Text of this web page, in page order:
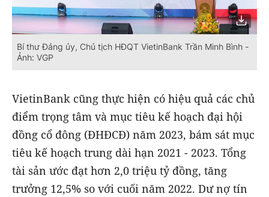
Bí thư Đảng ủy, Chủ tịch HĐQT VietinBank Trần Minh Bình -
Ảnh: VGP
VietinBank cũng thực hiện có hiệu quả các chủ
điểm trọng tâm và mục tiêu kế hoạch đại hội
đồng cổ đông (ĐHĐCĐ) năm 2023, bám sát mục
tiêu kế hoạch trung dài hạn 2021 - 2023. Tổng
tài sản ước đạt hơn 2,0 triệu tỷ đồng, tăng
trưởng 12,5% so với cuối năm 2022. Dư nợ tín